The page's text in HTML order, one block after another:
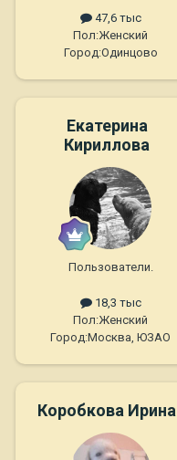
47,6 тыс
Пол:Женский
Город:Одинцово
Екатерина
Кириллова
Пользователи.
18,3 тыс
Пол:Женский
Город:Москва, ЮЗАО
Коробкова Ирина